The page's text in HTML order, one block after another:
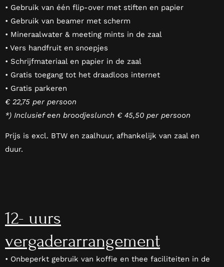
• Gebruik van één flip-over met stiften en papier
• Gebruik van beamer met scherm
• Mineraalwater & meeting mints in de zaal
• Vers handfruit en snoepjes
• Schrijfmateriaal en papier in de zaal
• Gratis toegang tot het draadloos internet
• Gratis parkeren
€ 22,75 per persoon
*) Inclusief een broodjeslunch € 45,50 per persoon
Prijs is excl. BTW en zaalhuur, afhankelijk van zaal en
duur.
12- uurs
vergaderarrangement
• Onbeperkt gebruik van koffie en thee faciliteiten in de